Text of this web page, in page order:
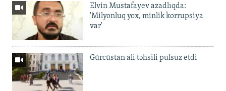
Elvin Mustafayev azadlıqda:
'Milyonluq yox, minlik korrupsiya
var'
Gürcüstan ali təhsili pulsuz etdi